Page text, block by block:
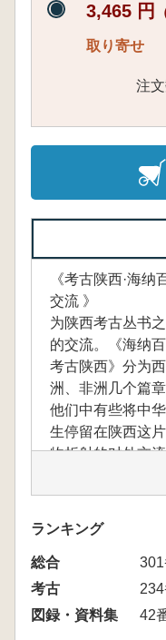
3,465 円
取り寄せ
注
《考古陕西·海
交流 》
为陕西考古丛书
的交流。《海纳
考古陕西》分为
洲、非洲几个篇
他们中有些将中
生停留在陕西这
物折射的对外交
境内的遗存单列
国影响范围的见
历史发展和变化。
目次
壹 天马常衔苜蓿
一、闻道寻源使,
二、留滞甘为西
ランキング
総合
考古
図録・資料集
42